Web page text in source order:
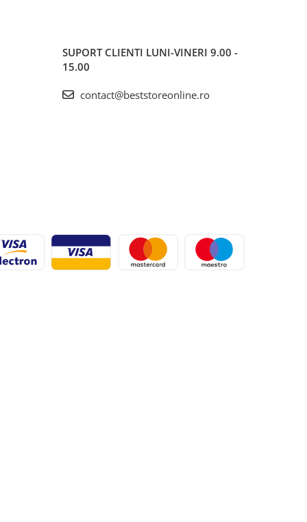
SUPORT CLIENTI LUNI-VINERI 9.00 -
15.00
contact@beststoreonline.ro